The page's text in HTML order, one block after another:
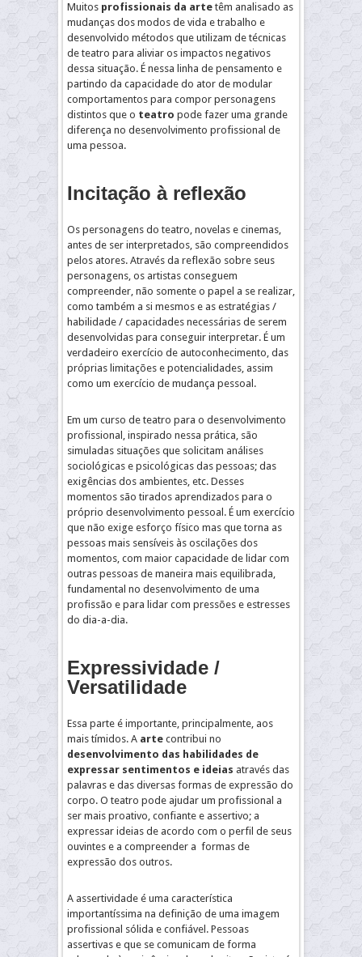
Muitos profissionais da arte têm analisado as
mudanças dos modos de vida e trabalho e
desenvolvido métodos que utilizam de técnicas
de teatro para aliviar os impactos negativos
dessa situação. É nessa linha de pensamento e
partindo da capacidade do ator de modular
comportamentos para compor personagens
distintos que o teatro pode fazer uma grande
diferença no desenvolvimento profissional de
uma pessoa.
Incitação à reflexão
Os personagens do teatro, novelas e cinemas,
antes de ser interpretados, são compreendidos
pelos atores. Através da reflexão sobre seus
personagens, os artistas conseguem
compreender, não somente o papel a se realizar,
como também a si mesmos e as estratégias /
habilidade / capacidades necessárias de serem
desenvolvidas para conseguir interpretar. É um
verdadeiro exercício de autoconhecimento, das
próprias limitações e potencialidades, assim
como um exercício de mudança pessoal.
Em um curso de teatro para o desenvolvimento
profissional, inspirado nessa prática, são
simuladas situações que solicitam análises
sociológicas e psicológicas das pessoas; das
exigências dos ambientes, etc. Desses
momentos são tirados aprendizados para o
próprio desenvolvimento pessoal. É um exercício
que não exige esforço físico mas que torna as
pessoas mais sensíveis às oscilações dos
momentos, com maior capacidade de lidar com
outras pessoas de maneira mais equilibrada,
fundamental no desenvolvimento de uma
profissão e para lidar com pressões e estresses
do dia-a-dia.
Expressividade /
Versatilidade
Essa parte é importante, principalmente, aos
mais tímidos. A arte contribui no
desenvolvimento das habilidades de
expressar sentimentos e ideias através das
palavras e das diversas formas de expressão do
corpo. O teatro pode ajudar um profissional a
ser mais proativo, confiante e assertivo; a
expressar ideias de acordo com o perfil de seus
ouvintes e a compreender a formas de
expressão dos outros.
A assertividade é uma característica
importantíssima na definição de uma imagem
profissional sólida e confiável. Pessoas
assertivas e que se comunicam de forma